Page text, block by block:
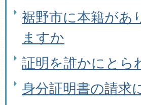
裾野市に本籍があ
ますか
証明を誰かにとら
身分証明書の請求